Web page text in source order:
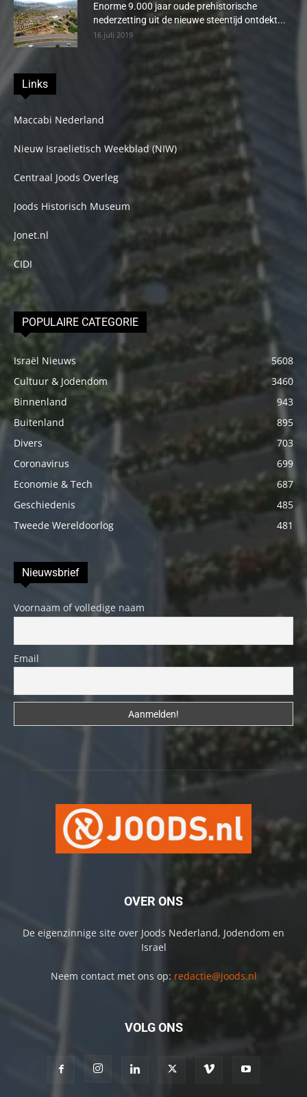
Enorme 9.000 jaar oude prehistorische
nederzetting uit de nieuwe steentijd ontdekt...
16 juli 2019
Links
Maccabi Nederland
Nieuw Israelietisch Weekblad (NIW)
Centraal Joods Overleg
Joods Historisch Museum
Jonet.nl
CIDI
POPULAIRE CATEGORIE
Israël Nieuws
5608
Cultuur & Jodendom
3460
Binnenland
943
Buitenland
895
Divers
703
Coronavirus
699
Economie & Tech
687
Geschiedenis
485
Tweede Wereldoorlog
481
Nieuwsbrief
Voornaam of volledige naam
Email
OVER ONS
De eigenzinnige site over Joods Nederland, Jodendom en
Israel
Neem contact met ons op: redactie@joods.nl
VOLG ONS